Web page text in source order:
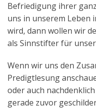
Befriedigung ihrer
uns in unserem Leben
wird, dann wollen wir
als Sinnstifter für
Wenn wir uns den
Predigtlesung
oder auch
gerade zuvor